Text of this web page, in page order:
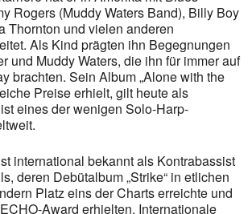
Rogers (Muddy Waters Band), Billy Boy
Thornton und vielen anderen
Als Kind prägten ihn Begegnungen
und Muddy Waters, die ihn für immer auf
brachten. Sein Album „Alone with the
Preise erhielt, gilt heute als
eines der wenigen Solo-Harp-
international bekannt als Kontrabassist
deren Debütalbum „Strike“ in etlichen
Platz eins der Charts erreichte und
Award erhielten. Internationale